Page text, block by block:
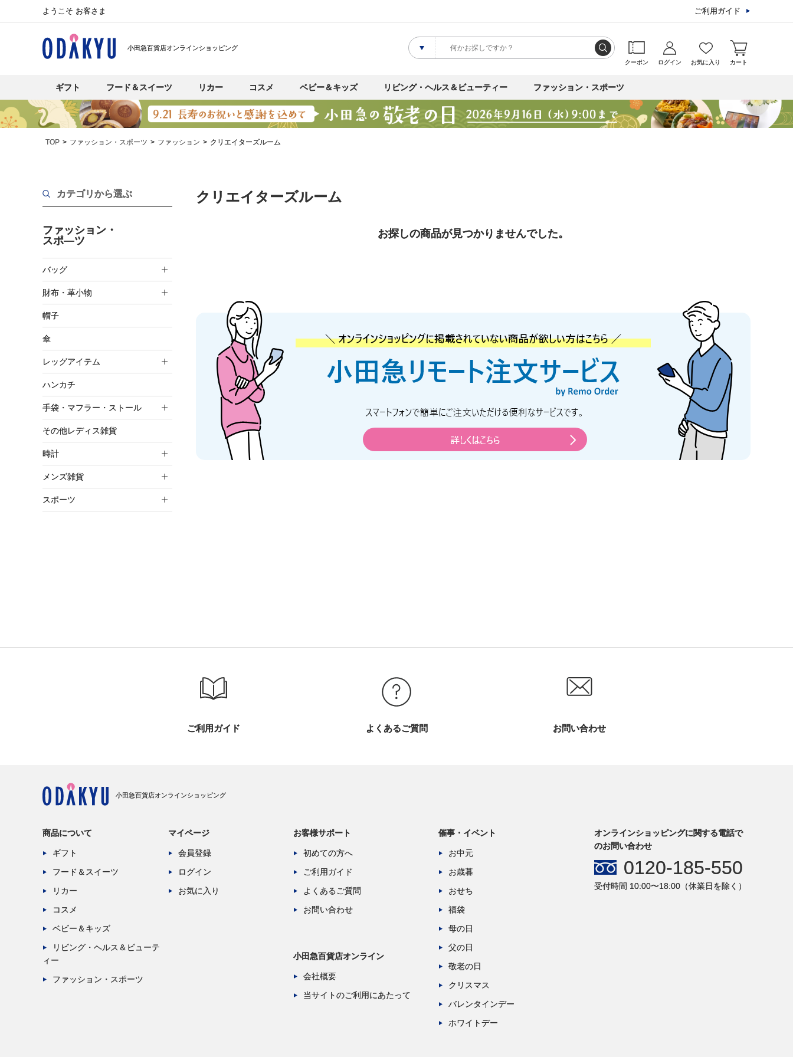
ようこそ お客さま ご利用ガイド
小田急百貨店オンラインショッピング
クーポン ログイン お気に入り カート
ギフト フード＆スイーツ リカー コスメ ベビー＆キッズ リビング・ヘルス＆ビューティー ファッション・スポーツ
TOP ファッション・スポーツ ファッション クリエイターズルーム
カテゴリから選ぶ
ファッション・
スポ―ツ
バッグ
財布・革小物
帽子
傘
レッグアイテム
ハンカチ
手袋・マフラー・ストール
その他レディス雑貨
時計
メンズ雑貨
スポーツ
クリエイターズルーム
お探しの商品が見つかりませんでした。
ご利用ガイド よくあるご質問 お問い合わせ
小田急百貨店オンラインショッピング
商品について
ギフト
フード＆スイーツ
リカー
コスメ
ベビー＆キッズ
リビング・ヘルス＆ビューテ
ィー
ファッション・スポーツ
マイページ
会員登録
ログイン
お気に入り
お客様サポート
初めての方へ
ご利用ガイド
よくあるご質問
お問い合わせ
小田急百貨店オンライン
会社概要
当サイトのご利用にあたって
催事・イベント
お中元
お歳暮
おせち
福袋
母の日
父の日
敬老の日
クリスマス
バレンタインデー
ホワイトデー
オンラインショッピングに関する電話で
のお問い合わせ
0120-185-550
受付時間 10:00〜18:00（休業日を除く）